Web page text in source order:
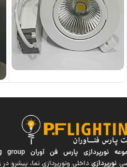
نورپردازی پارس فن آوران group
نورپردازیداخلی ونورپردازی نما، پیشرو